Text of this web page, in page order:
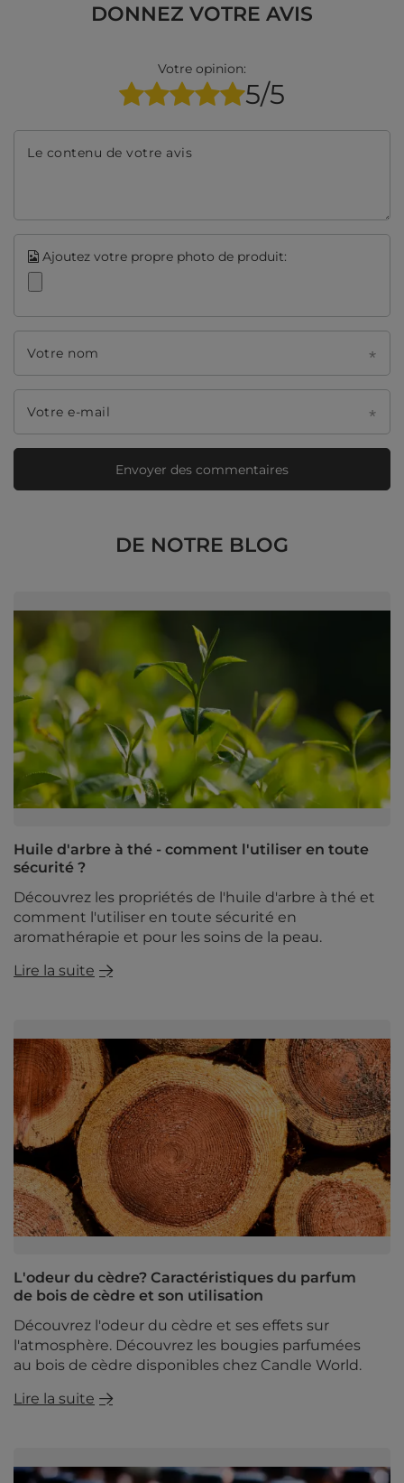
DONNEZ VOTRE AVIS
Votre opinion:
5/5
Le contenu de votre avis
Ajoutez votre propre photo de produit:
Votre nom
Votre e-mail
Envoyer des commentaires
DE NOTRE BLOG
Huile d'arbre à thé - comment l'utiliser en toute
sécurité ?
Découvrez les propriétés de l'huile d'arbre à thé et
comment l'utiliser en toute sécurité en
aromathérapie et pour les soins de la peau.
Lire la suite
L'odeur du cèdre? Caractéristiques du parfum
de bois de cèdre et son utilisation
Découvrez l'odeur du cèdre et ses effets sur
l'atmosphère. Découvrez les bougies parfumées
au bois de cèdre disponibles chez Candle World.
Lire la suite